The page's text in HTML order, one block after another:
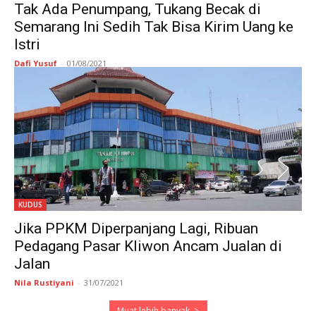
Tak Ada Penumpang, Tukang Becak di
Semarang Ini Sedih Tak Bisa Kirim Uang ke
Istri
Dafi Yusuf - 01/08/2021
KUDUS
Jika PPKM Diperpanjang Lagi, Ribuan
Pedagang Pasar Kliwon Ancam Jualan di
Jalan
Nila Rustiyani - 31/07/2021